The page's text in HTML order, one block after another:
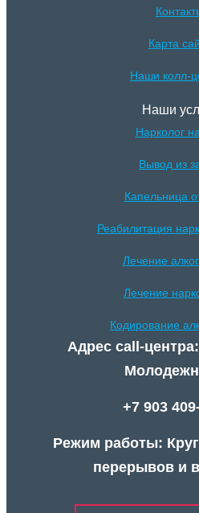
Карта
Наши колл-
Наши
Нарколог
Вывод из
Капельница
Реабилитация
Лечение
Лечение
Кодирование
Адрес call-
+7 903
Режим работы:
перерывов и